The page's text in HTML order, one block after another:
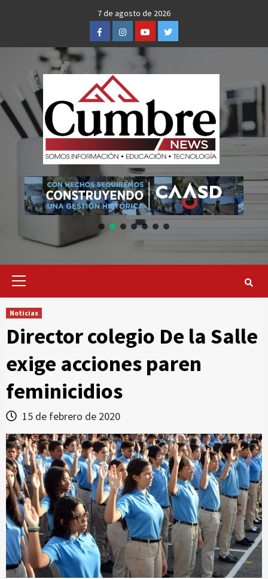
7 de agosto de 2026
FacebookInstagramYoutubeTwitter
Primary
Noticias
Director colegio De la Salle
exige acciones paren
feminicidios
15 de febrero de 2020